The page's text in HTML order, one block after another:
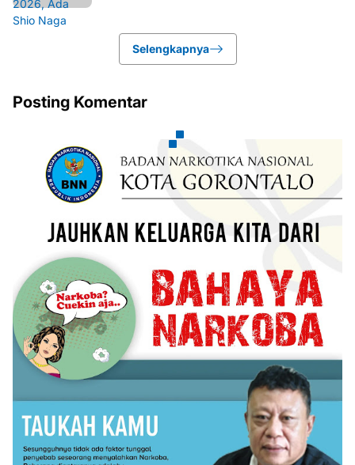
Selengkapnya
Posting Komentar